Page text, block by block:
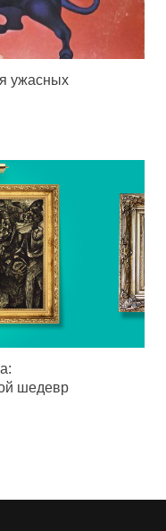
ужасных
шедевр